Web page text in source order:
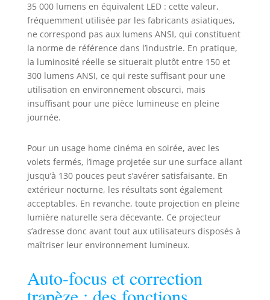
visionnage de films, ainsi que les
textes et graphiques nets pour les
présentations professionnelles,
répondant ainsi aux exigences de
haute définition dans divers
scénarios Connectivité 5G/2.4G
WiFi 6, Android 11 Intégré: Ce
vidéoprojecteur est équipé d'une
connectivité WiFi 6 double-bande
système Android 11 intégré et
l'application Net/flix préinstallée,
vous avez un accès direct à vos
films, séries et contenus préférés
sans avoir besoin de dispositifs
supplémentaires. Profitez d'une
diffusion en continu ultra-rapide
et sans interruption Installation
flexible à 180° + réglage double
polyvalents : le vidéoprojecteur
prend en charge un montage
35 000 lumens en équivalent LED : cette valeur,
fréquemment utilisée par les fabricants asiatiques,
ne correspond pas aux lumens ANSI, qui constituent
la norme de référence dans l’industrie. En pratique,
la luminosité réelle se situerait plutôt entre 150 et
300 lumens ANSI, ce qui reste suffisant pour une
utilisation en environnement obscurci, mais
insuffisant pour une pièce lumineuse en pleine
journée.
Pour un usage home cinéma en soirée, avec les
volets fermés, l’image projetée sur une surface allant
jusqu’à 130 pouces peut s’avérer satisfaisante. En
extérieur nocturne, les résultats sont également
acceptables. En revanche, toute projection en pleine
lumière naturelle sera décevante. Ce projecteur
s’adresse donc avant tout aux utilisateurs disposés à
maîtriser leur environnement lumineux.
Auto-focus et correction